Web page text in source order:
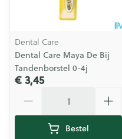
Dental Care
Dental Care Maya De Bij
Tandenborstel 0-4j
€ 3,45
Bestel